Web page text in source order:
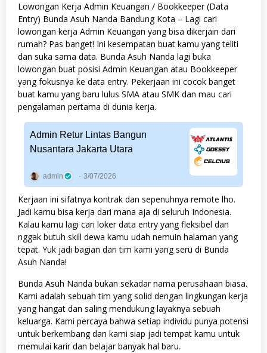
Lowongan Kerja Admin Keuangan / Bookkeeper (Data
Entry) Bunda Asuh Nanda Bandung Kota – Lagi cari
lowongan kerja Admin Keuangan yang bisa dikerjain dari
rumah? Pas banget! Ini kesempatan buat kamu yang teliti
dan suka sama data. Bunda Asuh Nanda lagi buka
lowongan buat posisi Admin Keuangan atau Bookkeeper
yang fokusnya ke data entry. Pekerjaan ini cocok banget
buat kamu yang baru lulus SMA atau SMK dan mau cari
pengalaman pertama di dunia kerja.
Admin Retur Lintas Bangun
Nusantara Jakarta Utara
admin 3/07/2026
Kerjaan ini sifatnya kontrak dan sepenuhnya remote lho.
Jadi kamu bisa kerja dari mana aja di seluruh Indonesia.
Kalau kamu lagi cari loker data entry yang fleksibel dan
nggak butuh skill dewa kamu udah nemuin halaman yang
tepat. Yuk jadi bagian dari tim kami yang seru di Bunda
Asuh Nanda!
Bunda Asuh Nanda bukan sekadar nama perusahaan biasa.
Kami adalah sebuah tim yang solid dengan lingkungan kerja
yang hangat dan saling mendukung layaknya sebuah
keluarga. Kami percaya bahwa setiap individu punya potensi
untuk berkembang dan kami siap jadi tempat kamu untuk
memulai karir dan belajar banyak hal baru.